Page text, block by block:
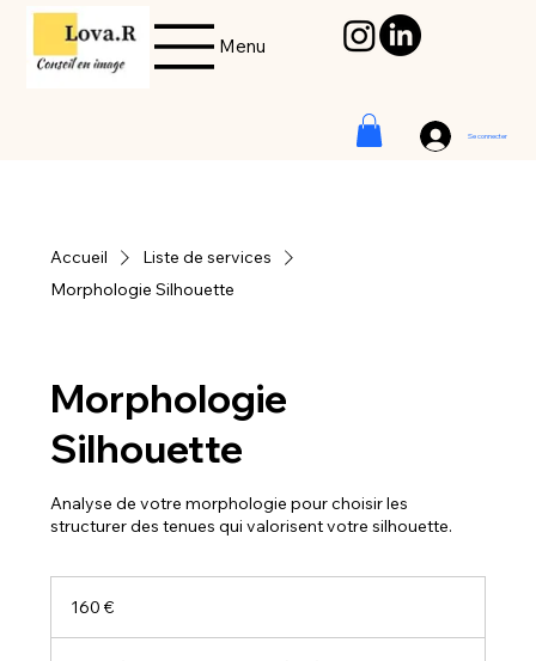
Menu
Se connecter
Accueil
Liste de services
Morphologie Silhouette
Morphologie
Silhouette
Analyse de votre morphologie pour choisir les
structurer des tenues qui valorisent votre silhouette.
160 €